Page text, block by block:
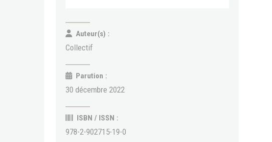
Auteur(s) :
Collectif
Parution :
30 décembre 2022
ISBN / ISSN :
978-2-902715-19-0